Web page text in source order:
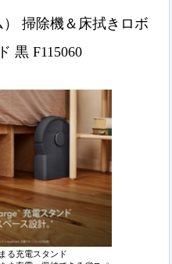
掃除機＆床拭きロボ
黒 F115060
る充電スタンド